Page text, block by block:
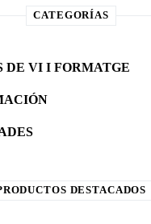
CATEGORÍAS
DE VI I FORMATGE
DESTACADOS